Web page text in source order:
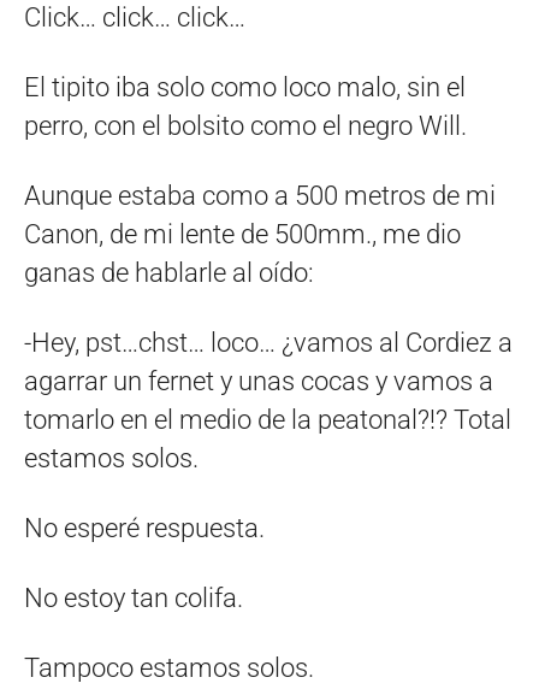
Click… click… click…
El tipito iba solo como loco malo, sin el
perro, con el bolsito como el negro Will.
Aunque estaba como a 500 metros de mi
Canon, de mi lente de 500mm., me dio
ganas de hablarle al oído:
-Hey, pst…chst… loco… ¿vamos al Cordiez a
agarrar un fernet y unas cocas y vamos a
tomarlo en el medio de la peatonal?!? Total
estamos solos.
No esperé respuesta.
No estoy tan colifa.
Tampoco estamos solos.